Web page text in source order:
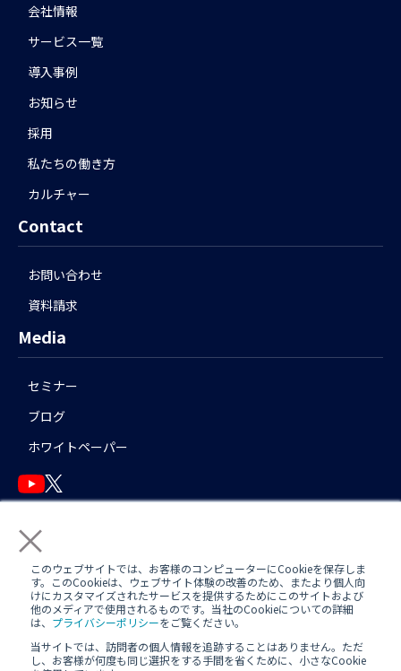
×
このウェブサイトでは、お客様のコンピューターにCookieを保存しま
す。このCookieは、ウェブサイト体験の改善のため、またより個人向
けにカスタマイズされたサービスを提供するためにこのサイトおよび
他のメディアで使用されるものです。当社のCookieについての詳細
は、 プライバシーポリシーをご覧ください。
当サイトでは、訪問者の個人情報を追跡することはありません。ただ
し、お客様が何度も同じ選択をする手間を省くために、小さなCookie
会社情報
サービス一覧
導入事例
お知らせ
採用
私たちの働き方
カルチャー
Contact
お問い合わせ
資料請求
Media
セミナー
ブログ
ホワイトペーパー
運用アシスタント利用規約(AWS/ Azure) 日中運用支援定型約款
定型約款